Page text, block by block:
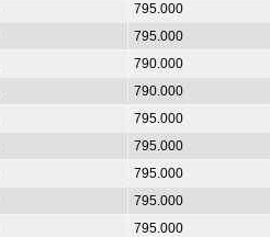
795.000
795.000
790.000
790.000
795.000
795.000
795.000
795.000
795.000